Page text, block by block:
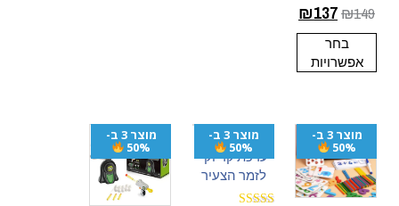
₪149
₪137
בחר
אפשרויות
מוצר 3 ב-
50%
מוצר 3 ב-
50%
ערכת קריוקי
לזמר הצעיר
מוצר 3 ב-
50%